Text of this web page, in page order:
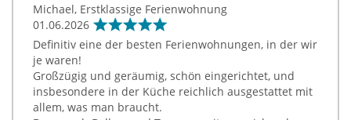
Michael, Erstklassige Ferienwohnung
01.06.2026
Definitiv eine der besten Ferienwohnungen, in der wir
je waren!
Großzügig und geräumig, schön eingerichtet, und
insbesondere in der Küche reichlich ausgestattet mit
allem, was man braucht.